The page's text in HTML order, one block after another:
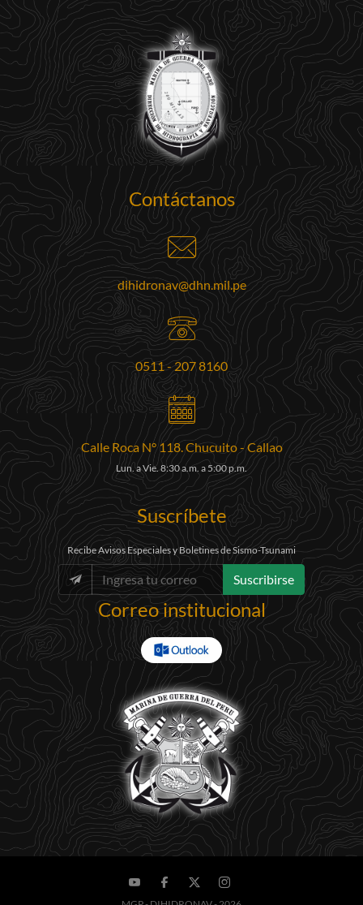
Contáctanos
dihidronav@dhn.mil.pe
0511 - 207 8160
Calle Roca N° 118. Chucuito - Callao
Lun. a Vie. 8:30 a.m. a 5:00 p.m.
Suscríbete
Recibe Avisos Especiales y Boletines de Sismo-Tsunami
Suscribirse
Correo institucional